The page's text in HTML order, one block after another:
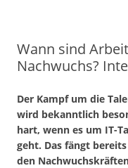
Wann sind
Nachwuchs?
Der Kampf um die
wird bekanntlich
hart, wenn es um IT-
geht. Das fängt
den